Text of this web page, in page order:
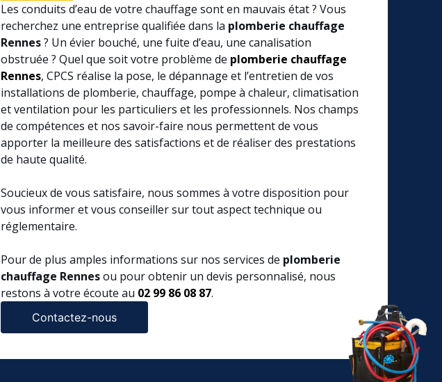
Les conduits d’eau de votre chauffage sont en mauvais état ? Vous
recherchez une entreprise qualifiée dans la plomberie chauffage
Rennes? Un évier bouché, une fuite d’eau, une canalisation
obstruée ? Quel que soit votre problème de plomberie chauffage
Rennes, CPCS réalise la pose, le dépannage et l’entretien de vos
installations de plomberie, chauffage, pompe à chaleur, climatisation
et ventilation pour les particuliers et les professionnels. Nos champs
de compétences et nos savoir-faire nous permettent de vous
apporter la meilleure des satisfactions et de réaliser des prestations
de haute qualité.
Soucieux de vous satisfaire, nous sommes à votre disposition pour
vous informer et vous conseiller sur tout aspect technique ou
réglementaire.
Pour de plus amples informations sur nos services de plomberie
chauffage Rennesou pour obtenir un devis personnalisé, nous
restons à votre écoute au 02 99 86 08 87.
Contactez-nous